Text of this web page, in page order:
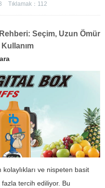
Tıklamak： 112
Seçim, Uzun Ömür
ve nispeten basit
tercih ediliyor. Bu